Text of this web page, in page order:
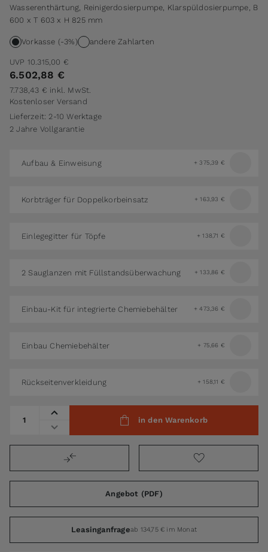
Wasserenthärtung, Reinigerdosierpumpe, Klarspüldosierpumpe, B
600 x T 603 x H 825 mm
Vorkasse (-3%) andere Zahlarten
UVP 10.315,00 €
6.502,88 €
7.738,43 € inkl. MwSt.
Kostenloser Versand
Lieferzeit: 2-10 Werktage
2 Jahre Vollgarantie
Aufbau & Einweisung + 375,39 €
Korbträger für Doppelkorbeinsatz + 163,93 €
Einlegegitter für Töpfe + 138,71 €
2 Sauglanzen mit Füllstandsüberwachung + 133,86 €
Einbau-Kit für integrierte Chemiebehälter + 473,36 €
Einbau Chemiebehälter + 75,66 €
Rückseitenverkleidung + 158,11 €
in den Warenkorb
Angebot (PDF)
Leasinganfrageab 134,75 € im Monat